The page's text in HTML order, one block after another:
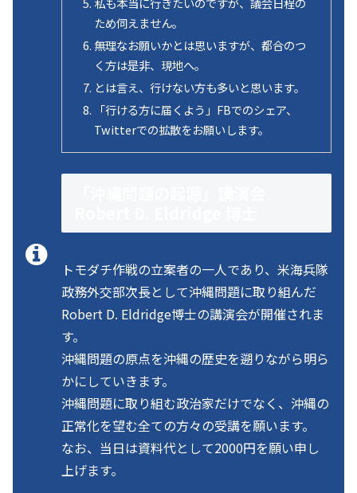
ため伺えません。
無理なお願いかとは思いますが、都合のつ
く方は是非、現地へ。
とは言え、行けない方も多いと思います。
「行ける方に届くよう」FBでのシェア、
Twitterでの拡散をお願いします。
トモダチ作戦の立案者の一人であり、米海兵隊
政務外交部次長として沖縄問題に取り組んだ
Robert D. Eldridge博士の講演会が開催されま
す。
沖縄問題の原点を沖縄の歴史を遡りながら明ら
かにしていきます。
沖縄問題に取り組む政治家だけでなく、沖縄の
正常化を望む全ての方々の受講を願います。
なお、当日は資料代として2000円を願い申し
上げます。